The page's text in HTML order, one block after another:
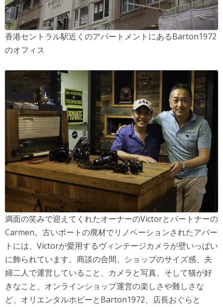
香港セントラル駅近くのアパートメントにあるBarton1972
のオフィス
満面の笑みで迎えてくれたオーナーのVictorとパートナーの
Carmen。古いボートの廃材でリノベーションされたアパー
トには、Victorが愛用するヴィンテージカメラが壁いっぱい
に飾られています。商談の合間、ショップのサイズ感、夫
婦二人で運営していること、カメラと写真、そして猫が好
きなこと、オンラインショップ運営の楽しさや難しさな
ど、オリエンタルホビーとBarton1972、店長おぐらと